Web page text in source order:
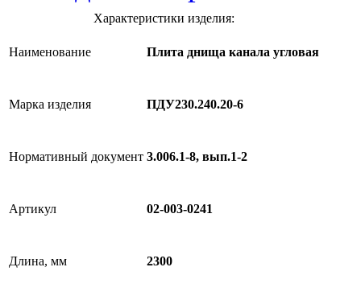
Характеристики изделия:
Наименование Плита днища канала угловая
Марка изделия ПДУ230.240.20-6
Нормативный документ 3.006.1-8, вып.1-2
Артикул 02-003-0241
Длина, мм 2300